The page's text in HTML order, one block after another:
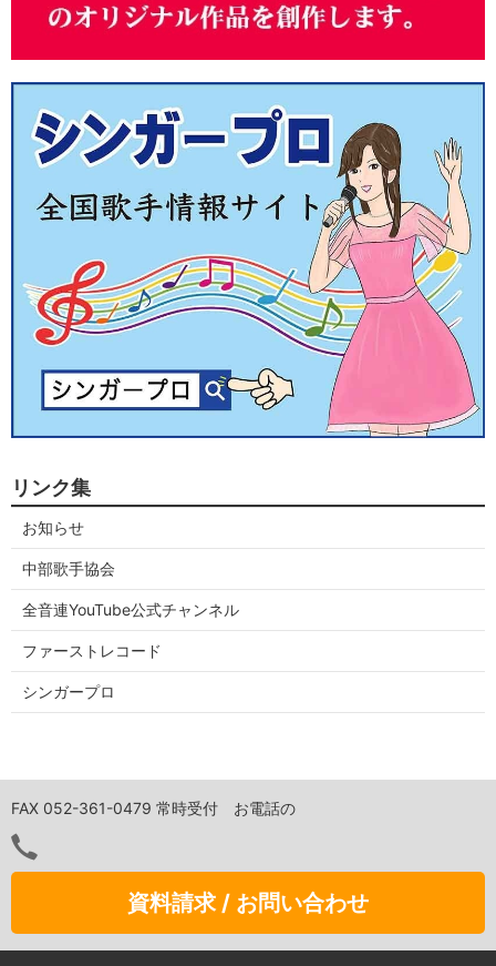
リンク集
お知らせ
中部歌手協会
全音連YouTube公式チャンネル
ファーストレコード
シンガープロ
FAX 052-361-0479 常時受付 お電話の
資料請求 / お問い合わせ